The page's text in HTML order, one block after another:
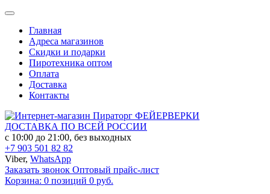
Главная
Адреса магазинов
Скидки и подарки
Пиротехника оптом
Оплата
Доставка
Контакты
ФЕЙЕРВЕРКИ
ДОСТАВКА ПО ВСЕЙ РОССИИ
с 10:00 до 21:00, без выходных
+7 903 501 82 82
Viber, WhatsApp
Заказать звонок Оптовый прайс-лист
Корзина: 0 позиций 0 руб.